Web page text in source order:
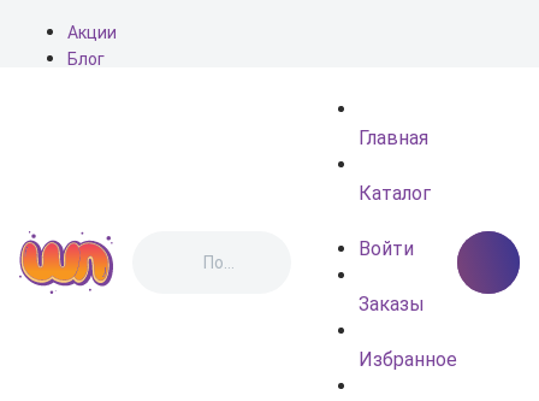
Акции
Блог
Главная
Каталог
Войти
Заказы
Избранное